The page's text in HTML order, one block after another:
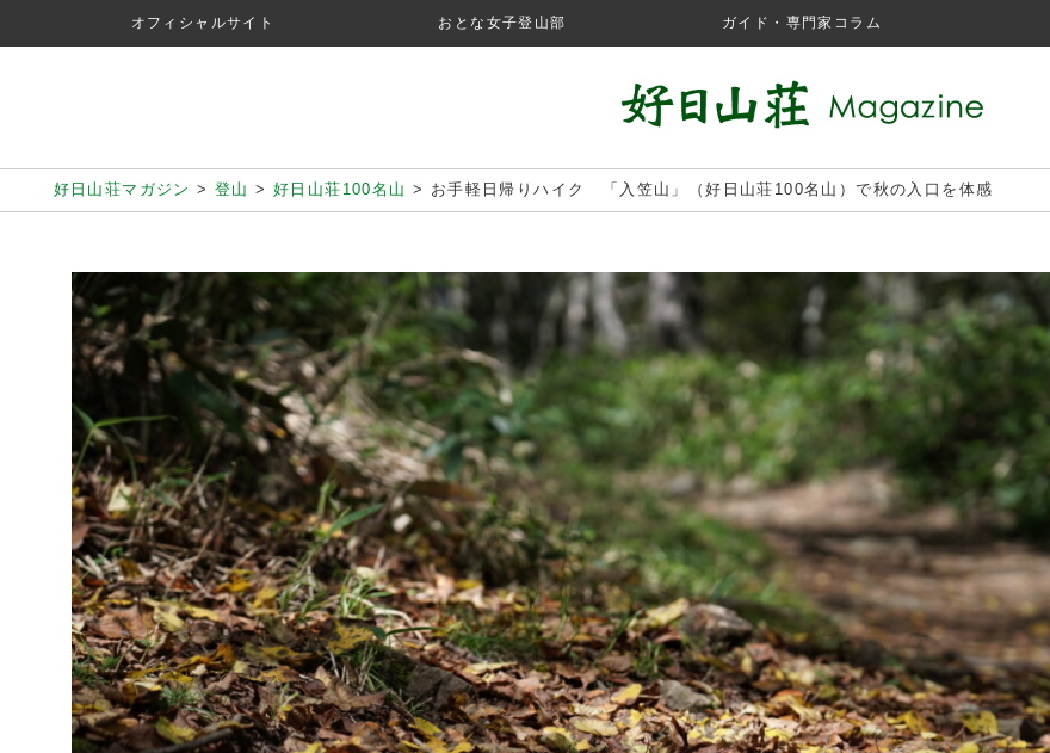
オフィシャルサイト おとな女子登山部 ガイド・専門家コラム
好日山荘マガジン > 登山 > 好日山荘100名山 > お手軽日帰りハイク 「入笠山」（好日山荘100名山）で秋の入口を体感